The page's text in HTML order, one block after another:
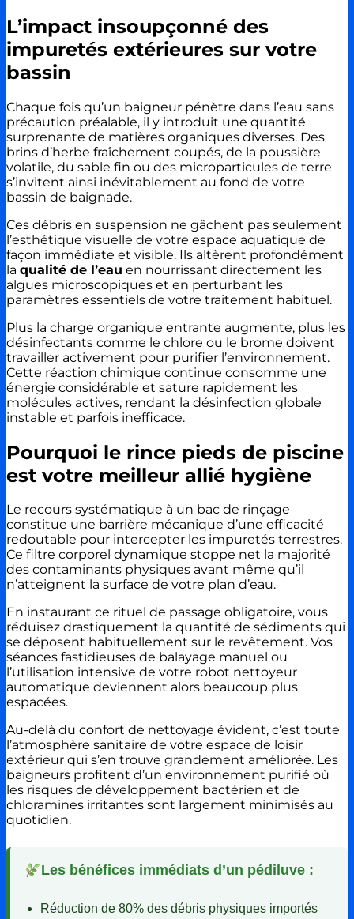
L’impact insoupçonné des
impuretés extérieures sur votre
bassin
Chaque fois qu’un baigneur pénètre dans l’eau sans
précaution préalable, il y introduit une quantité
surprenante de matières organiques diverses. Des
brins d’herbe fraîchement coupés, de la poussière
volatile, du sable fin ou des microparticules de terre
s’invitent ainsi inévitablement au fond de votre
bassin de baignade.
Ces débris en suspension ne gâchent pas seulement
l’esthétique visuelle de votre espace aquatique de
façon immédiate et visible. Ils altèrent profondément
la qualité de l’eau en nourrissant directement les
algues microscopiques et en perturbant les
paramètres essentiels de votre traitement habituel.
Plus la charge organique entrante augmente, plus les
désinfectants comme le chlore ou le brome doivent
travailler activement pour purifier l’environnement.
Cette réaction chimique continue consomme une
énergie considérable et sature rapidement les
molécules actives, rendant la désinfection globale
instable et parfois inefficace.
Pourquoi le rince pieds de piscine
est votre meilleur allié hygiène
Le recours systématique à un bac de rinçage
constitue une barrière mécanique d’une efficacité
redoutable pour intercepter les impuretés terrestres.
Ce filtre corporel dynamique stoppe net la majorité
des contaminants physiques avant même qu’il
n’atteignent la surface de votre plan d’eau.
En instaurant ce rituel de passage obligatoire, vous
réduisez drastiquement la quantité de sédiments qui
se déposent habituellement sur le revêtement. Vos
séances fastidieuses de balayage manuel ou
l’utilisation intensive de votre robot nettoyeur
automatique deviennent alors beaucoup plus
espacées.
Au-delà du confort de nettoyage évident, c’est toute
l’atmosphère sanitaire de votre espace de loisir
extérieur qui s’en trouve grandement améliorée. Les
baigneurs profitent d’un environnement purifié où
les risques de développement bactérien et de
chloramines irritantes sont largement minimisés au
quotidien.
Les bénéfices immédiats d’un pédiluve :
Réduction de 80% des débris physiques importés